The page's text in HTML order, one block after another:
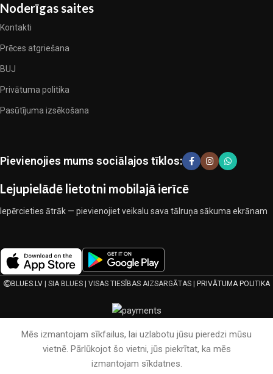
Noderīgas saites
Kontakti
Prēces atgriešana
BUJ
Privātuma politika
Pasūtījuma izsēkošana
Pievienojies mums sociālajos tīklos:
Lejupielādē lietotni mobilajā ierīcē
Iepērcieties ātrāk — pievienojiet veikalu sava tālruņa sākuma ekrānam
BLUES.LV| SIA BLUES | VISAS TIESĪBAS AIZSARGĀTAS | PRIVĀTUMA POLITIKA
Mēs izmantojam sīkfailus, lai uzlabotu jūsu pieredzi mūsu
vietnē. Pārlūkojot šo vietni, jūs piekrītat, ka mēs
izmantojam sīkdatnes.